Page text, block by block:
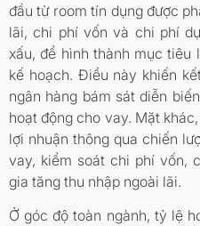
đầu từ room tín dụng được
lãi, chi phí vốn và chi phí
xấu, để hình thành mục tiêu
kế hoạch. Điều này khiến
ngân hàng bám sát diễn
hoạt động cho vay. Mặt
lợi nhuận thông qua chiến
vay, kiểm soát chi phí vốn,
gia tăng thu nhập ngoài lãi.
Ở góc độ toàn ngành, tỷ lệ